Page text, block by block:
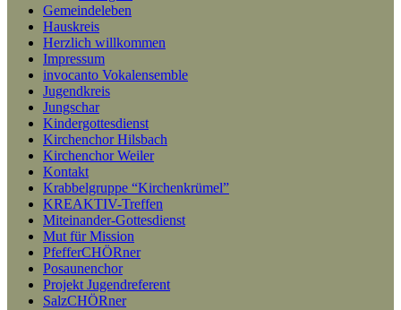
Gemeindeleben
Hauskreis
Herzlich willkommen
Impressum
invocanto Vokalensemble
Jugendkreis
Jungschar
Kindergottesdienst
Kirchenchor Hilsbach
Kirchenchor Weiler
Kontakt
Krabbelgruppe “Kirchenkrümel”
KREAKTIV-Treffen
Miteinander-Gottesdienst
Mut für Mission
PfefferCHÖRner
Posaunenchor
Projekt Jugendreferent
SalzCHÖRner